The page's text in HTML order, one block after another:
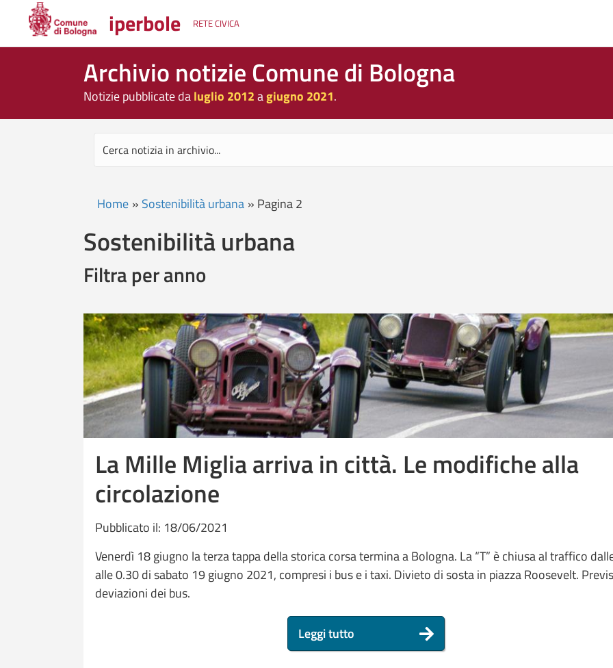
iperbole RETE CIVICA
Archivio notizie Comune di Bologna
Notizie pubblicate daluglio 2012agiugno 2021.
Home » Sostenibilità urbana » Pagina 2
Sostenibilità urbana
Filtra per anno
La Mille Miglia arriva in città. Le modifiche alla
circolazione
Pubblicato il: 18/06/2021
Venerdì 18 giugno la terza tappa della storica corsa termina a Bologna. La “T” è chiusa al traffico
alle 0.30 di sabato 19 giugno 2021, compresi i bus e i taxi. Divieto di sosta in piazza Roosevelt.
deviazioni dei bus.
Leggi tutto